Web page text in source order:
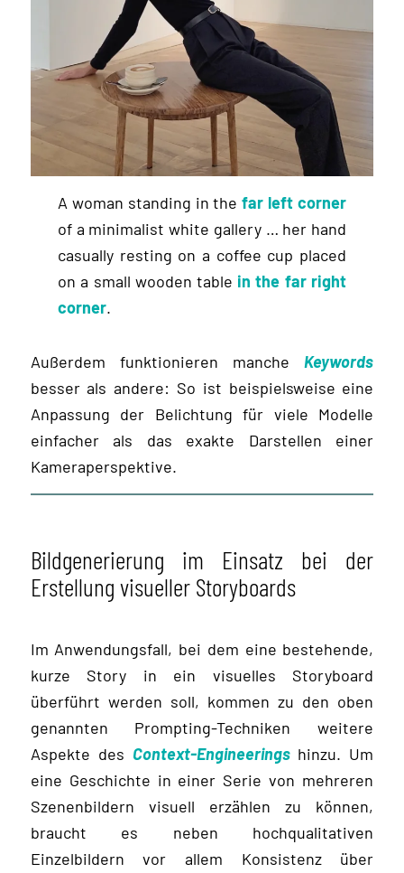
A woman standing in thefar left corner
of a minimalist white gallery … her hand
casually resting on a coffee cup placed
on a small wooden table in the far right
corner.
Außerdem funktionieren mancheKeywords
besser als andere: So ist beispielsweise eine
Anpassung der Belichtung für viele Modelle
einfacher als das exakte Darstellen einer
Kameraperspektive.
Bildgenerierung im Einsatz bei der
Erstellung visueller Storyboards
Im Anwendungsfall, bei dem eine bestehende,
kurze Story in ein visuelles Storyboard
überführt werden soll, kommen zu den oben
genannten Prompting-Techniken weitere
Aspekte des Context-Engineeringshinzu. Um
eine Geschichte in einer Serie von mehreren
Szenenbildern visuell erzählen zu können,
braucht es neben hochqualitativen
Einzelbildern vor allem Konsistenz über